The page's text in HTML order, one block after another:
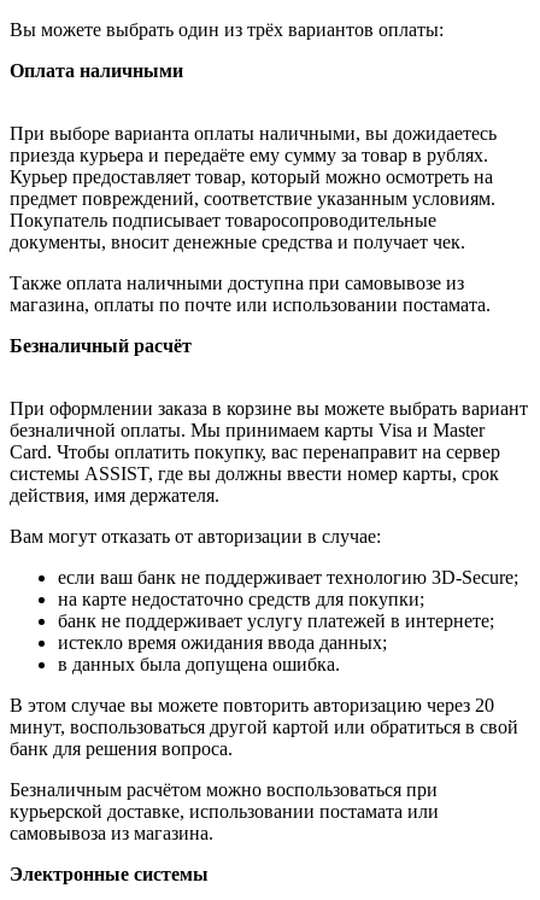
Вы можете выбрать один из трёх вариантов оплаты:
Оплата наличными
При выборе варианта оплаты наличными, вы дожидаетесь
приезда курьера и передаёте ему сумму за товар в рублях.
Курьер предоставляет товар, который можно осмотреть на
предмет повреждений, соответствие указанным условиям.
Покупатель подписывает товаросопроводительные
документы, вносит денежные средства и получает чек.
Также оплата наличными доступна при самовывозе из
магазина, оплаты по почте или использовании постамата.
Безналичный расчёт
При оформлении заказа в корзине вы можете выбрать вариант
безналичной оплаты. Мы принимаем карты Visa и Master
Card. Чтобы оплатить покупку, вас перенаправит на сервер
системы ASSIST, где вы должны ввести номер карты, срок
действия, имя держателя.
Вам могут отказать от авторизации в случае:
если ваш банк не поддерживает технологию 3D-Secure;
на карте недостаточно средств для покупки;
банк не поддерживает услугу платежей в интернете;
истекло время ожидания ввода данных;
в данных была допущена ошибка.
В этом случае вы можете повторить авторизацию через 20
минут, воспользоваться другой картой или обратиться в свой
банк для решения вопроса.
Безналичным расчётом можно воспользоваться при
курьерской доставке, использовании постамата или
самовывоза из магазина.
Электронные системы